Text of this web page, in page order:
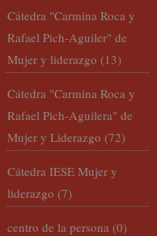
Cátedra "Carmina Roca y
Rafael Pich-Aguiler" de
Mujer y liderazgo (13)
Cátedra "Carmina Roca y
Rafael Pich-Aguilera" de
Mujer y Liderazgo (72)
Cátedra IESE Mujer y
liderazgo (7)
centro de la persona (0)